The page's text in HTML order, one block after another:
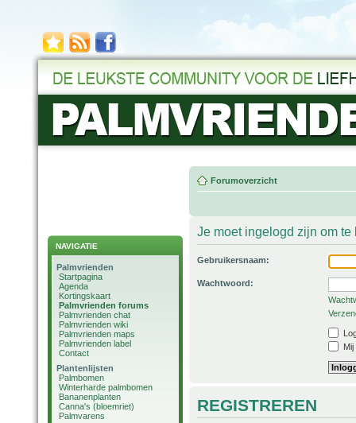
NAVIGATIE
Palmvrienden
Startpagina
Agenda
Kortingskaart
Palmvrienden forums
Palmvrienden chat
Palmvrienden wiki
Palmvrienden maps
Palmvrienden label
Contact
Plantenlijsten
Palmbomen
Winterharde palmbomen
Bananenplanten
Canna's (bloemriet)
Palmvarens
Forumoverzicht
Je moet ingelogd zijn om
Gebruikersnaam:
Wachtwoord:
REGISTREREN